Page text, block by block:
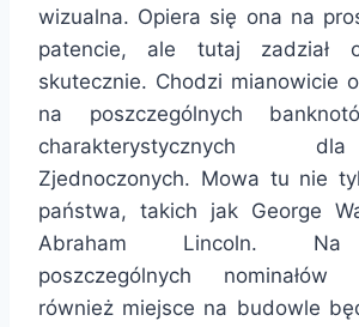
wizualna. Opiera się ona na
patencie, ale tutaj zadział
skutecznie. Chodzi mianowicie
na poszczególnych
charakterystycznych
Zjednoczonych. Mowa tu nie
państwa, takich jak George
Abraham Lincoln. Na
poszczególnych nominałów
również miejsce na budowle